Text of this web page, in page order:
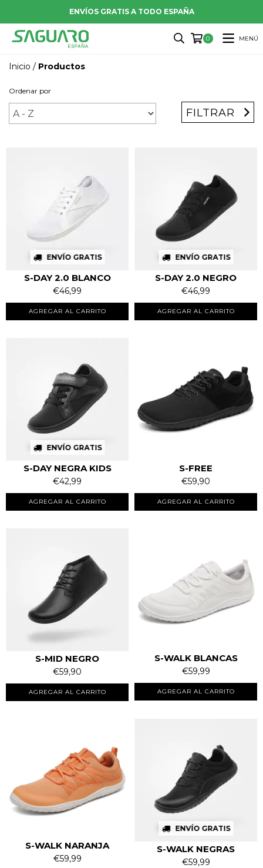
ENVÍOS GRATIS A TODO ESPAÑA
0 MENÚ
Inicio / Productos
Ordenar por
FILTRAR
ENVÍO GRATIS
S-DAY 2.0 BLANCO
€46,99
AGREGAR AL CARRITO
ENVÍO GRATIS
S-DAY 2.0 NEGRO
€46,99
AGREGAR AL CARRITO
ENVÍO GRATIS
S-DAY NEGRA KIDS
€42,99
AGREGAR AL CARRITO
S-FREE
€59,90
AGREGAR AL CARRITO
S-MID NEGRO
€59,90
AGREGAR AL CARRITO
S-WALK BLANCAS
€59,99
AGREGAR AL CARRITO
S-WALK NARANJA
€59,99
ENVÍO GRATIS
S-WALK NEGRAS
€59,99